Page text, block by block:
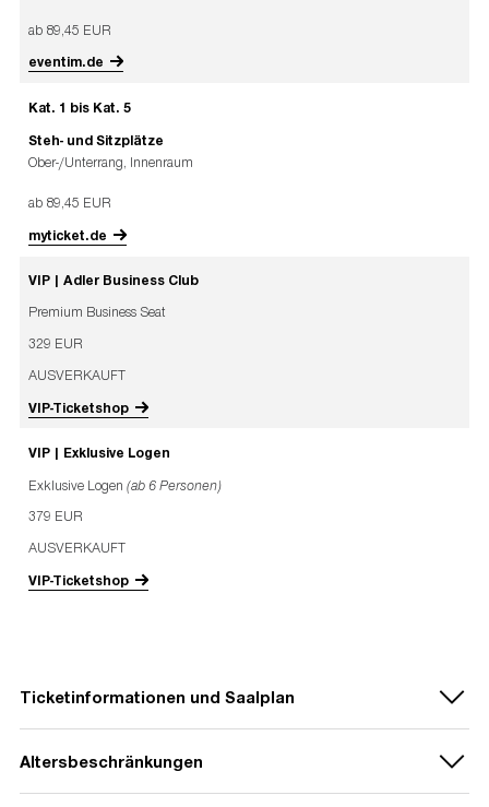
ab 89,45 EUR
eventim.de
Kat. 1 bis Kat. 5
Steh- und Sitzplätze
Ober-/Unterrang, Innenraum
ab 89,45 EUR
myticket.de
VIP | Adler Business Club
Premium Business Seat
329 EUR
AUSVERKAUFT
VIP-Ticketshop
VIP | Exklusive Logen
Exklusive Logen(ab 6 Personen)
379 EUR
AUSVERKAUFT
VIP-Ticketshop
Ticketinformationen und Saalplan
Für das Konzert stehen nur Mobile Tickets zur Verfügung.
Für dieses Event können pro Person maximal 6 Tickets
Altersbeschränkungen